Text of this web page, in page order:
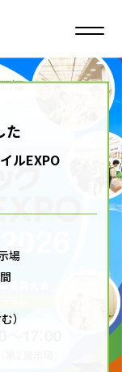
た
ルEXPO
場
）